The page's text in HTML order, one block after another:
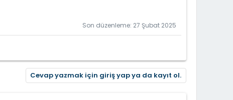
Son düzenleme: 27 Şubat 2025
Cevap yazmak için giriş yap ya da kayıt ol.